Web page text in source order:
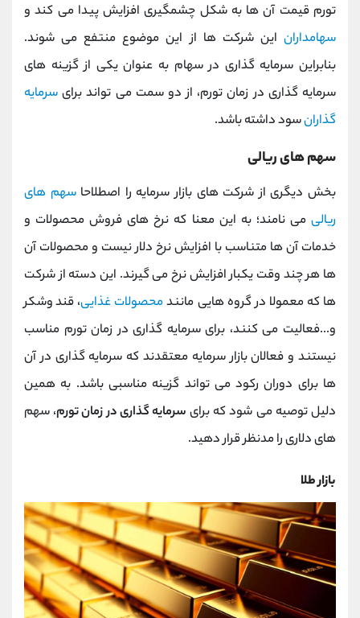
تورم قیمت آن ها به شکل چشمگیری افزایش پیدا می کند و
سهامداران این شرکت ها از این موضوع منتفع می شوند.
بنابراین سرمایه گذاری در سهام به عنوان یکی از گزینه های
سرمایه گذاری در زمان تورم، از دو سمت می تواند برای سرمایه
گذارانسود داشته باشد.
سهم های ریالی
بخش دیگری از شرکت های بازار سرمایه را اصطلاحاسهم های
ریالی می نامند؛ به این معنا که نرخ های فروش محصولات و
خدمات آن ها متناسب با افزایش نرخ دلار نیست و محصولات آن
ها هر چند وقت یکبار افزایش نرخ می گیرند. این دسته از شرکت
ها که معمولا در گروه هایی مانندمحصولات غذایی، قند وشکر
و...فعالیت می کنند، برای سرمایه گذاری در زمان تورم مناسب
نیستند و فعالان بازار سرمایه معتقدند که سرمایه گذاری در آن
ها برای دوران رکود می تواند گزینه مناسبی باشد. به همین
دلیل توصیه می شود که برای سرمایه گذاری در زمان تورم، سهم
های دلاری را مدنظر قرار دهید.
بازار طلا